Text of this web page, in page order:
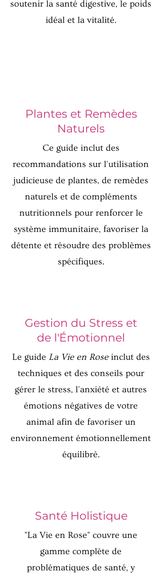
soutenir la santé digestive, le poids
idéal et la vitalité.
Plantes et Remèdes
Naturels
Ce guide inclut des
recommandations sur l'utilisation
judicieuse de plantes, de remèdes
naturels et de compléments
nutritionnels pour renforcer le
système immunitaire, favoriser la
détente et résoudre des problèmes
spécifiques.
Gestion du Stress et
de l'Émotionnel
Le guide La Vie en Roseinclut des
techniques et des conseils pour
gérer le stress, l'anxiété et autres
émotions négatives de votre
animal afin de favoriser un
environnement émotionnellement
équilibré.
Santé Holistique
"La Vie en Rose" couvre une
gamme complète de
problématiques de santé, y